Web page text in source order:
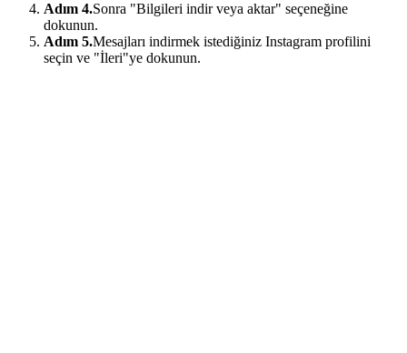
Adım 4.Sonra "Bilgileri indir veya aktar" seçeneğine
dokunun.
Adım 5.Mesajları indirmek istediğiniz Instagram profilini
seçin ve "İleri"ye dokunun.